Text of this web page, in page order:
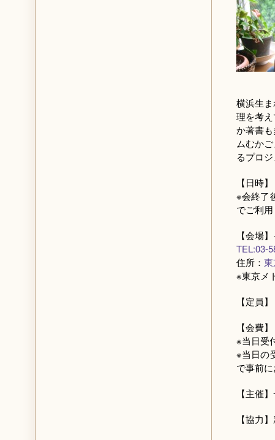
横浜生
理を考
か著書
ムむか
るプロ
【日時
※会終了
でご利
【会場
TEL:03-
住所：
※東京メ
【定員
【会費
※当日受
※当日の
で事前
【主催
【協力